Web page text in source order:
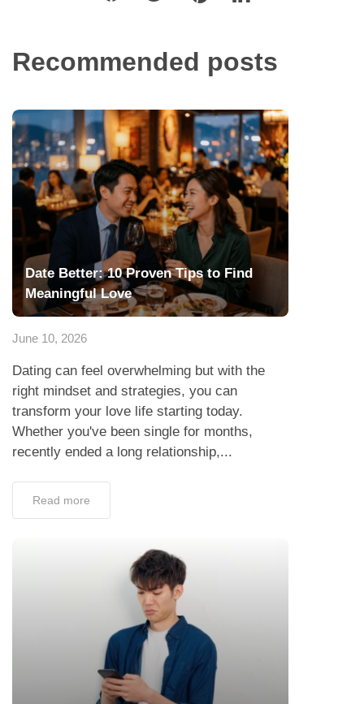
Recommended posts
Date Better: 10 Proven Tips to Find
Meaningful Love
June 10, 2026
Dating can feel overwhelming but with the
right mindset and strategies, you can
transform your love life starting today.
Whether you've been single for months,
recently ended a long relationship,...
Read more